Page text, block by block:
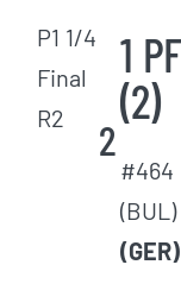
P1 1/4
Final
R2
2
1
(2)
#464
(GER)